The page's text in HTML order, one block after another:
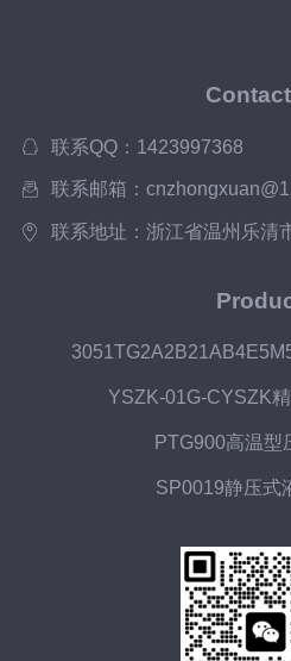
联系QQ：1423997368
联系邮箱：
联系地址：浙江省温州乐清
YSZK-01G-CYSZK
PTG900高温型
SP0019静压式